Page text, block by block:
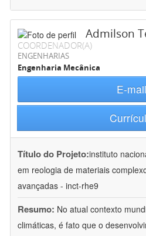
Admilson
COORDENADOR(A)
ENGENHARIAS
Engenharia Mecânica
E-mail
Título do Projeto:instituto
em reologia de materiais
avançadas - inct-rhe9
Resumo: No atual contexto
climáticas, é fato que o